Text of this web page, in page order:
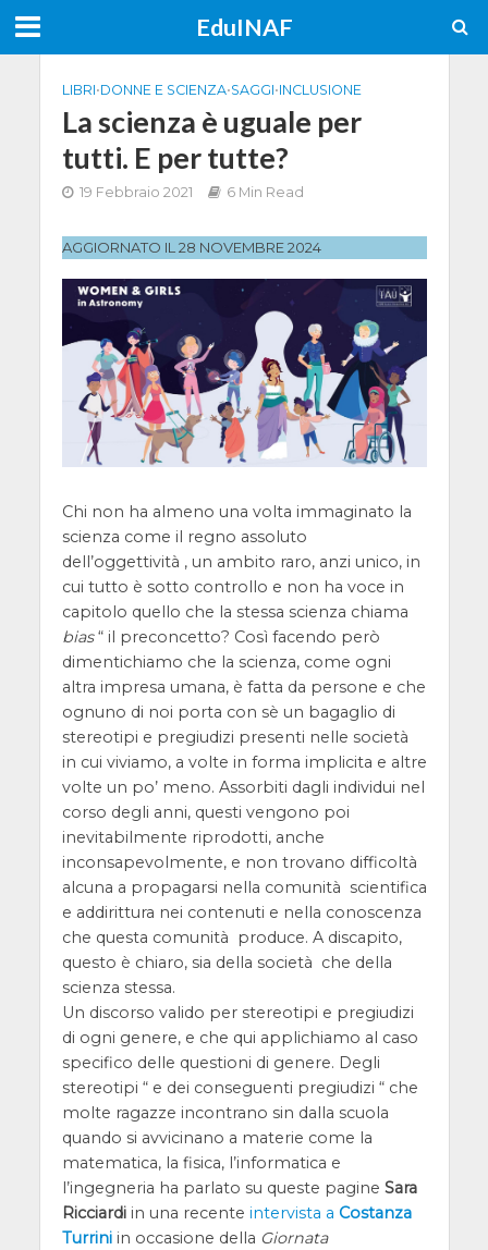
EduINAF
LIBRI•DONNE E SCIENZA•SAGGI•INCLUSIONE
La scienza è uguale per
tutti. E per tutte?
19 Febbraio 2021 6 Min Read
AGGIORNATO IL 28 NOVEMBRE 2024
Chi non ha almeno una volta immaginato la
scienza come il regno assoluto
dell’oggettività , un ambito raro, anzi unico, in
cui tutto è sotto controllo e non ha voce in
capitolo quello che la stessa scienza chiama
bias“ il preconcetto? Così facendo però
dimentichiamo che la scienza, come ogni
altra impresa umana, è fatta da persone e che
ognuno di noi porta con sè un bagaglio di
stereotipi e pregiudizi presenti nelle società
in cui viviamo, a volte in forma implicita e altre
volte un po’ meno. Assorbiti dagli individui nel
corso degli anni, questi vengono poi
inevitabilmente riprodotti, anche
inconsapevolmente, e non trovano difficoltà
alcuna a propagarsi nella comunità scientifica
e addirittura nei contenuti e nella conoscenza
che questa comunità produce. A discapito,
questo è chiaro, sia della società che della
scienza stessa.
Un discorso valido per stereotipi e pregiudizi
di ogni genere, e che qui applichiamo al caso
specifico delle questioni di genere. Degli
stereotipi “ e dei conseguenti pregiudizi “ che
molte ragazze incontrano sin dalla scuola
quando si avvicinano a materie come la
matematica, la fisica, l’informatica e
l’ingegneria ha parlato su queste pagine Sara
Ricciardiin una recente intervista a Costanza
Turriniin occasione della Giornata